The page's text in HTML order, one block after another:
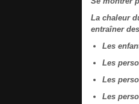
La chaleur
entraîner
Les
Les
Les
Les